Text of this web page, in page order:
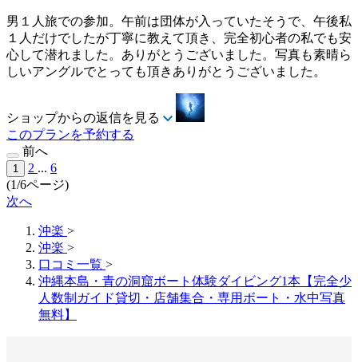
男１人旅での参加。午前は団体が入っていたそうで、午後私
１人だけでしたが丁寧に教えて頂き、完全初心者の私でも安
心して潜れました。ありがとうございました。写真も素晴ら
しいアングルでとっても頂きありがとうございました。
ショップからの返信を見る
このプランを予約する
前へ
1 2 ... 6
(1/6ページ)
次へ
沖楽 >
沖楽 >
口コミ一覧 >
沖縄本島・青の洞窟ボート体験ダイビング1本【完全少
人数制ガイド貸切・店舗集合・専用ボート・水中写真
無料】